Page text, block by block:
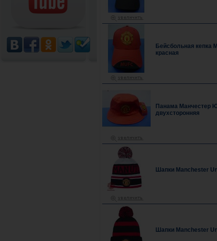
Бейсбольная кепка
красная
Панама Манчестер
двухсторонняя
Шапки Manchester
Шапки Manchester